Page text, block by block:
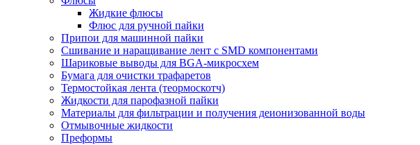
Жидкие флюсы
Флюс для ручной пайки
Припои для машинной пайки
Сшивание и наращивание лент с SMD компонентами
Шариковые выводы для BGA-микросхем
Бумага для очистки трафаретов
Термостойкая лента (теормоскотч)
Жидкости для парофазной пайки
Материалы для фильтрации и получения деионизованной воды
Отмывочные жидкости
Преформы